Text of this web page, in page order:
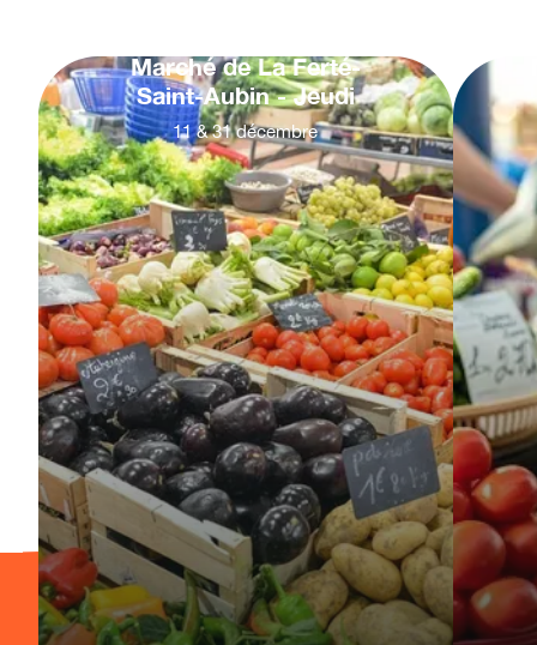
Marché de La Ferté-
Saint-Aubin - Jeudi
11 & 31 décembre